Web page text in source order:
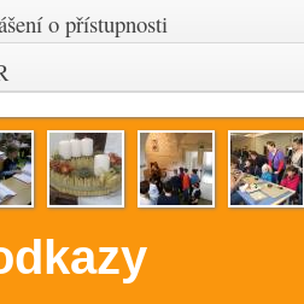
o přístupnosti